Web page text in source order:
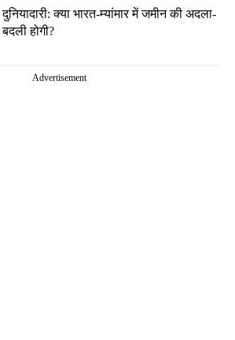
दुनियादारी: क्या भारत-म्यांमार में जमीन की अदला-
बदली होगी?
Advertisement